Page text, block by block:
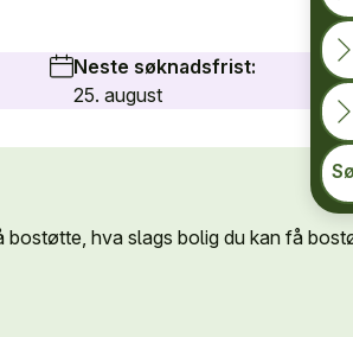
Neste søknadsfrist:
25. august
bostøtte, hva slags bolig du kan få